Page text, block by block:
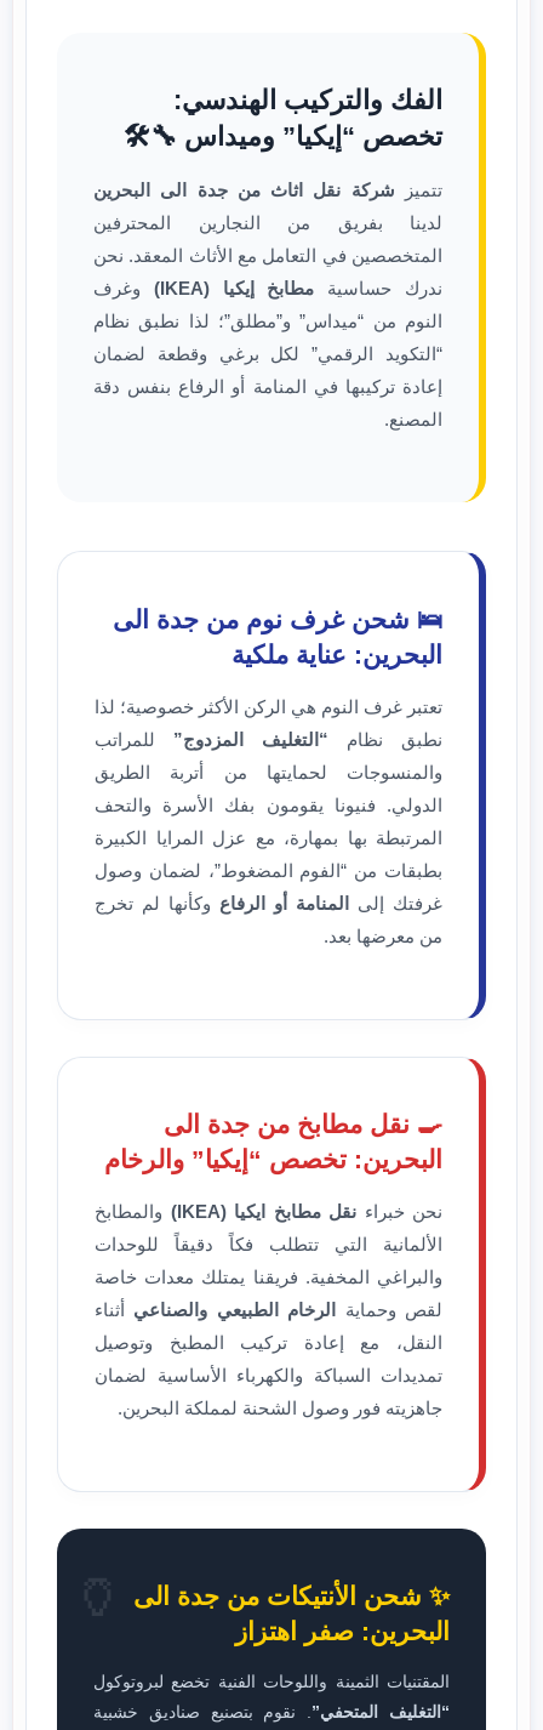
الفك والتركيب الهندسي:
تخصص “إيكيا” وميداس 🔧🛠️
تتميز شركة نقل اثاث من جدة الى البحرين
لدينا بفريق من النجارين المحترفين
المتخصصين في التعامل مع الأثاث المعقد. نحن
ندرك حساسية مطابخ إيكيا (IKEA)
وغرف
النوم من “ميداس” و”مطلق”؛ لذا نطبق نظام
“التكويد الرقمي” لكل برغي وقطعة لضمان
إعادة تركيبها في المنامة أو الرفاع بنفس دقة
المصنع.
🛌 شحن غرف نوم من جدة الى
البحرين: عناية ملكية
تعتبر غرف النوم هي الركن الأكثر خصوصية؛ لذا
نطبق نظام “التغليف المزدوج” للمراتب
والمنسوجات لحمايتها من أتربة الطريق
الدولي. فنيونا يقومون بفك الأسرة والتحف
المرتبطة بها بمهارة، مع عزل المرايا الكبيرة
بطبقات من “الفوم المضغوط”، لضمان وصول
غرفتك إلى
المنامة أو الرفاع وكأنها لم تخرج
من معرضها بعد.
🍳 نقل مطابخ من جدة الى
البحرين: تخصص “إيكيا” والرخام
نحن خبراء نقل مطابخ ايكيا (IKEA)
والمطابخ
الألمانية التي تتطلب فكاً دقيقاً للوحدات
والبراغي المخفية. فريقنا يمتلك معدات خاصة
لقص وحماية
الرخام الطبيعي والصناعي أثناء
النقل، مع إعادة تركيب المطبخ وتوصيل
تمديدات السباكة والكهرباء الأساسية لضمان
جاهزيته فور وصول الشحنة لمملكة البحرين.
✨ شحن الأنتيكات من جدة الى
البحرين: صفر اهتزاز
المقتنيات الثمينة واللوحات الفنية تخضع لبروتوكول
“التغليف المتحفي” . نقوم بتصنيع صناديق خشبية